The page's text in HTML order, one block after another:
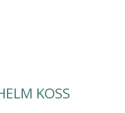
KOSS